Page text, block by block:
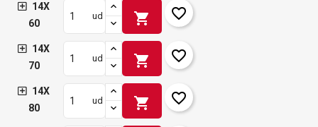
14X
60
ud shopping_cart favorite_border
14X
70
ud shopping_cart favorite_border
14X
80
ud shopping_cart favorite_border